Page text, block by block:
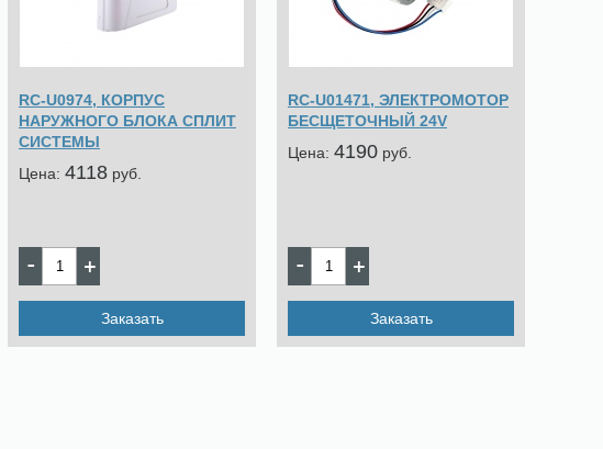
RC-U0974, КОРПУС
НАРУЖНОГО БЛОКА СПЛИТ
СИСТЕМЫ
Цена: 4118 pуб.
Заказать
RC-U01471, ЭЛЕКТРОМОТОР
БЕСЩЕТОЧНЫЙ 24V
Цена: 4190 pуб.
Заказать